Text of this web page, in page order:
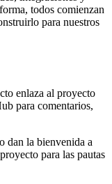
todos comienzan
para nuestros
enlaza al proyecto
para comentarios,
dan la bienvenida a
para las pautas